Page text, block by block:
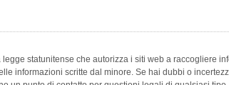
statunitense che autorizza i siti web a raccogliere
informazioni scritte dal minore. Se hai dubbi o